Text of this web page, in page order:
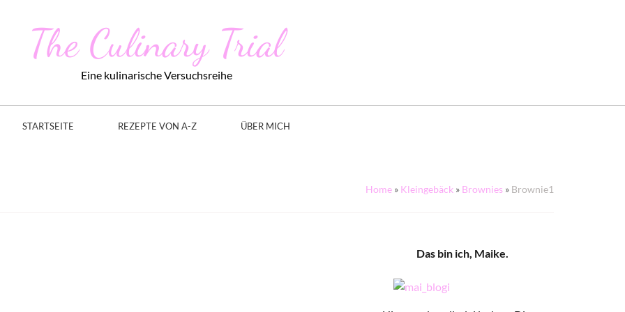
The Culinary Trial
Eine kulinarische Versuchsreihe
STARTSEITE REZEPTE VON A-Z ÜBER MICH
Home » Kleingebäck » Brownies » Brownie1
Das bin ich, Maike.